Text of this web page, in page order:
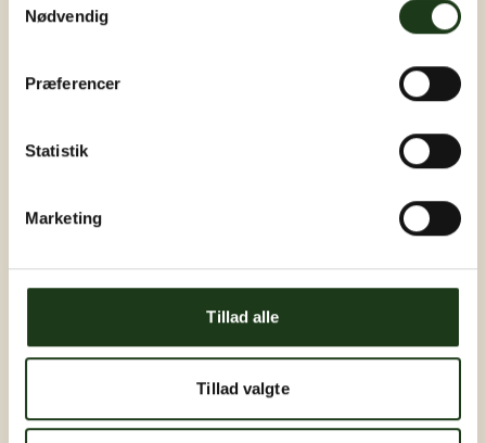
Nødvendig
Præferencer
Statistik
Marketing
Tillad alle
Tillad valgte